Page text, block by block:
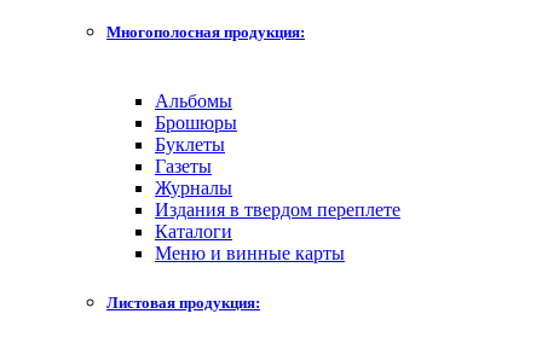
Многополосная продукция:
Альбомы
Брошюры
Буклеты
Газеты
Журналы
Издания в твердом переплете
Каталоги
Меню и винные карты
Листовая продукция: